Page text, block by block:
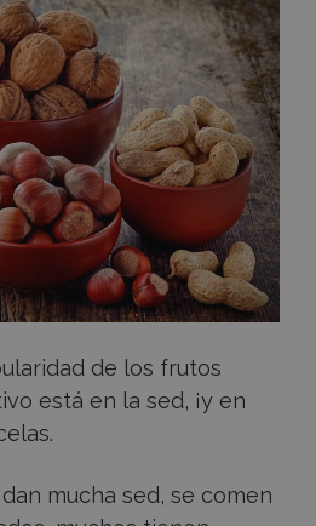
de los frutos
está en la sed, ¡y en
mucha sed, se comen